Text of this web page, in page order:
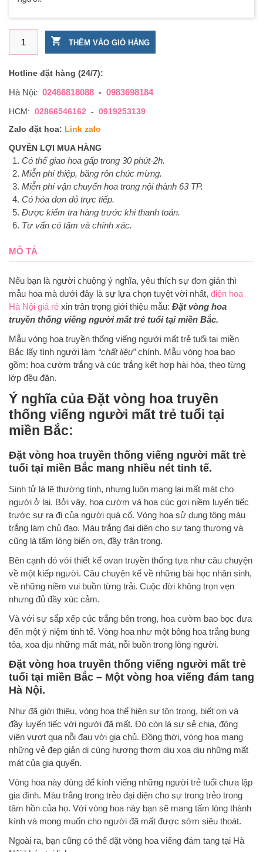
Đặt vòng hoa truyền thống viếng người mất trẻ tuổi tại Miền
THÊM VÀO GIỎ HÀNG
Hotline đặt hàng (24/7):
Hà Nội: 02466818088 - 0983698184
HCM: 02866546162 - 0919253139
Zalo đặt hoa: Link zalo
QUYỀN LỢI MUA HÀNG
Có thể giao hoa gấp trong 30 phút-2h.
Miễn phí thiệp, băng rôn chúc mừng.
Miễn phí vận chuyển hoa trong nội thành 63 TP.
Có hóa đơn đỏ trực tiếp.
Được kiểm tra hàng trước khi thanh toán.
Tư vấn có tâm và chính xác.
MÔ TẢ
Nếu bạn là người chuộng ý nghĩa, yêu thích sự đơn giản thì
mẫu hoa mà dưới đây là sự lựa chọn tuyệt vời nhất, điện hoa
Hà Nội giá rẻ xin trân trọng giới thiệu mẫu: Đặt vòng hoa
truyền thống viếng người mất trẻ tuổi tại miền Bắc.
Mẫu vòng hoa truyền thống viếng người mất trẻ tuổi tại miền
Bắc lấy tình người làm “chất liệu”chính. Mẫu vòng hoa bao
gồm: hoa cườm trắng và cúc trắng kết hợp hài hòa, theo từng
lớp đều đặn.
Ý nghĩa của Đặt vòng hoa truyền
thống viếng người mất trẻ tuổi tại
miền Bắc:
Đặt vòng hoa truyền thống viếng người mất trẻ
tuổi tại miền Bắc mang nhiều nét tinh tế.
Sinh tử là lẽ thường tình, nhưng luôn mang lại mất mát cho
người ở lại. Bởi vậy, hoa cườm và hoa cúc gợi niềm luyến tiếc
trước sự ra đi của người quá cố. Vòng hoa sử dụng tông màu
trắng làm chủ đạo. Màu trắng đại diện cho sự tang thương và
cũng là tấm lòng biến ơn, đầy trân trọng.
Bên cạnh đó với thiết kế ovan truyền thống tựa như câu chuyện
về một kiếp người. Câu chuyện kể về những bài học nhân sinh,
về những niềm vui buồn từng trải. Cuộc đời không trọn vẹn
nhưng đủ đầy xúc cảm.
Và với sự sắp xếp cúc trắng bên trong, hoa cườm bao bọc đưa
đến một ý niệm tinh tế. Vòng hoa như một bông hoa trắng bung
tỏa, xoa dịu những mất mát, nỗi buồn trong lòng người.
Đặt vòng hoa truyền thống viếng người mất trẻ
tuổi tại miền Bắc – Một vòng hoa viếng đám tang
Hà Nội.
Như đã giới thiệu, vòng hoa thể hiện sự tôn trọng, biết ơn và
đầy luyến tiếc với người đã mất. Đó còn là sự sẻ chia, động
viên vượt qua nỗi đau với gia chủ. Đồng thời, vòng hoa mang
những vẻ đẹp giản dị cùng hương thơm dịu xoa dịu những mất
mát của gia quyến.
Vòng hoa này dùng để kính viếng những người trẻ tuổi chưa lập
gia đình. Màu trắng trong trẻo đại diện cho sự trong trẻo trong
tâm hồn của họ. Với vòng hoa này bạn sẽ mang tấm lòng thành
kính và mong muốn cho người đã mất được sớm siêu thoát.
Ngoài ra, bạn cũng có thể đặt vòng hoa viếng đám tang tại Hà